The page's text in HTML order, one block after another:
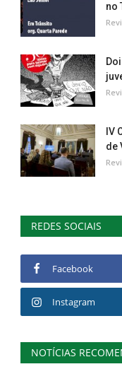
no
IV
de
REDES SOCIAIS
Facebook
Instagram
NOTÍCIAS